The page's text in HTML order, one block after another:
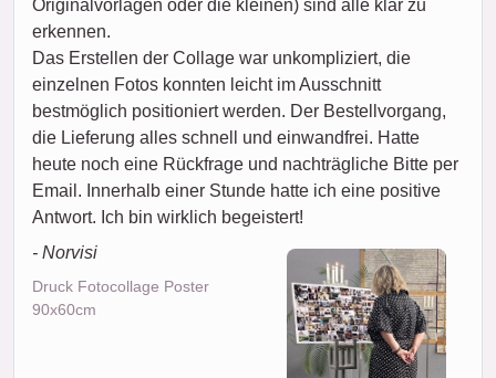
Originalvorlagen oder die kleinen) sind alle klar zu
erkennen.
Das Erstellen der Collage war unkompliziert, die
einzelnen Fotos konnten leicht im Ausschnitt
bestmöglich positioniert werden. Der Bestellvorgang,
die Lieferung alles schnell und einwandfrei. Hatte
heute noch eine Rückfrage und nachträgliche Bitte per
Email. Innerhalb einer Stunde hatte ich eine positive
Antwort. Ich bin wirklich begeistert!
- Norvisi
Druck Fotocollage Poster
90x60cm